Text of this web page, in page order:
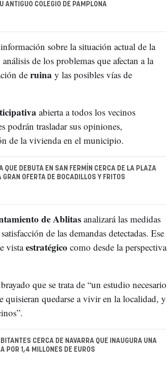
ANTIGUO COLEGIO DE PAMPLONA
sobre la situación actual de la
de los problemas que afectan a la
de ruina y las posibles vías de
abierta a todos los vecinos
podrán trasladar sus opiniones,
de la vivienda en el municipio.
QUE DEBUTA EN SAN FERMÍN CERCA DE LA PLAZA
GRAN OFERTA DE BOCADILLOS Y FRITOS
de Ablitasanalizará las medidas
de las demandas detectadas. Ese
vistaestratégico como desde la perspectiva
que se trata de “un estudio necesario
quisieran quedarse a vivir en la localidad, y
CERCA DE NAVARRA QUE INAUGURA UNA
POR 1,4 MILLONES DE EUROS